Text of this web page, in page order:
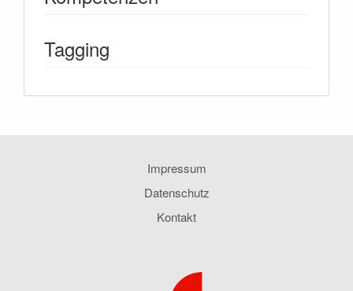
Tagging
Impressum
Datenschutz
Kontakt